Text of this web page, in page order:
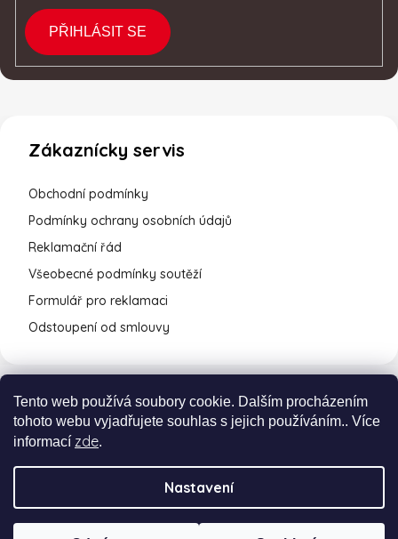
Tento web používá soubory cookie. Dalším procházením
tohoto webu vyjadřujete souhlas s jejich používáním.. Více
informací zde.
Nastavení
PŘIHLÁSIT SE
Zákaznícky servis
Obchodní podmínky
Podmínky ochrany osobních údajů
Reklamační řád
Všeobecné podmínky soutěží
Formulář pro reklamaci
Odstoupení od smlouvy
Vytvořil Shoptet Premium a
Adatelier